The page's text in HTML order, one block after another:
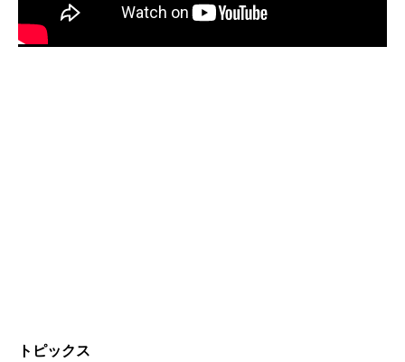
トピックス